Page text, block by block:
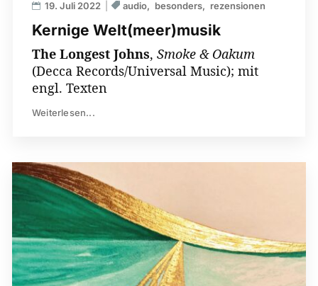
Kernige Welt(meer)musik
19. Juli 2022 audio besonders rezensionen
The Longest Johns, Smoke & Oakum
(Decca Records/Universal Music); mit
engl. Texten
Weiterlesen...